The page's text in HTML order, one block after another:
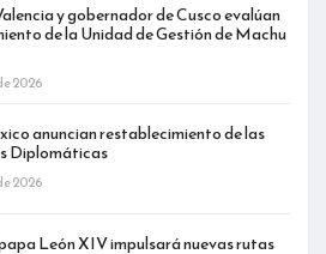
y gobernador de Cusco evalúan
de la Unidad de Gestión de Machu
2026
anuncian restablecimiento de las
Diplomáticas
2026
León XIV impulsará nuevas rutas